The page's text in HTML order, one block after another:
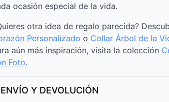
ocasión especial de la vida.
otra idea de regalo parecida?
Personalizado o Collar Árbol de la
aún más inspiración, visita la colección
Foto.
ENVÍO Y DEVOLUCIÓN